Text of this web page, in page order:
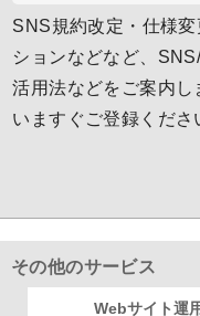
SNS規約改定・仕様
ションなどなど、
活用法などをご案内し
いますぐご登録くださ
その他のサービス
Webサイト運